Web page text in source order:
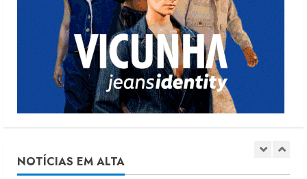
NOTÍCIAS EM ALTA
5
Projeto testa passaporte digital na
moda nacional
4 de agosto de 2026
1
Dia dos Pais reforça retomada da